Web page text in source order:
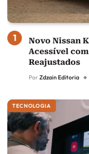
Novo Nissan
Acessível
Reajustados
Por Zdzain Editoria
TECNOLOGIA